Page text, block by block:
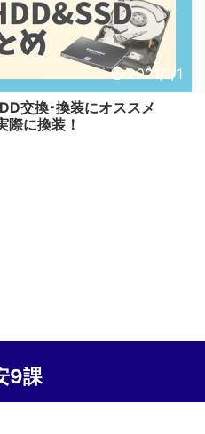
2021/1/1
交換･換装にオススメ
際に換装！
9課